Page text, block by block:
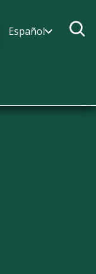
Español